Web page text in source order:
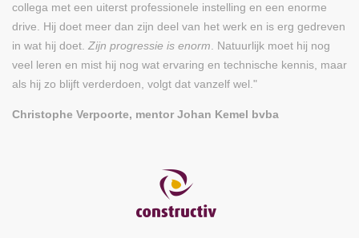
collega met een uiterst professionele instelling en een enorme
drive. Hij doet meer dan zijn deel van het werk en is erg gedreven
in wat hij doet. Zijn progressie is enorm . Natuurlijk moet hij nog
veel leren en mist hij nog wat ervaring en technische kennis, maar
als hij zo blijft verderdoen, volgt dat vanzelf wel."
Christophe Verpoorte, mentor Johan Kemel bvba